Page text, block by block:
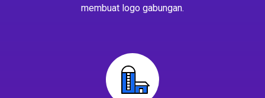
membuat logo gabungan.